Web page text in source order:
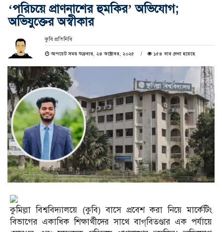
‘পরিচয়ে প্রাণনাশের হুমকির’ অভিযোগ;
অভিযুক্তের অস্বীকার
কুবি প্রতিনিধি
আপডেট সময় শুক্রবার, ২৪ অক্টোবর, ২০২৫ ১৫৪ বার দেখা হয়েছে
কুমিল্লা বিশ্ববিদ্যালয়ে (কুবি) বাসে প্রবেশ করা নিয়ে মার্কেটিং
বিভাগের একাধিক শিক্ষার্থীদের সাথে বাগ্‌বিতণ্ডার এক পর্যায়ে